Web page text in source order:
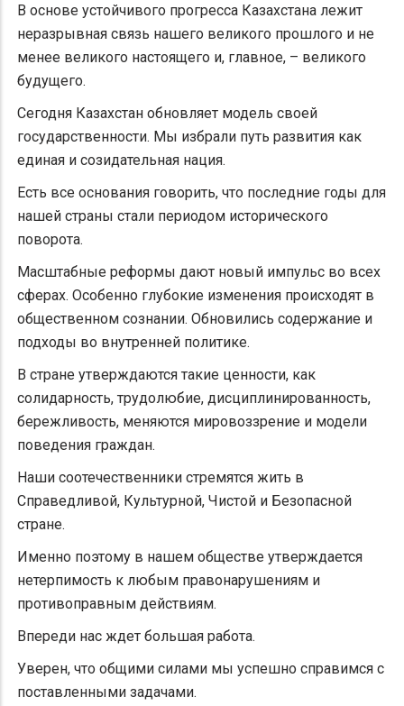
В основе устойчивого прогресса Казахстана лежит
неразрывная связь нашего великого прошлого и не
менее великого настоящего и, главное, – великого
будущего.
Сегодня Казахстан обновляет модель своей
государственности. Мы избрали путь развития как
единая и созидательная нация.
Есть все основания говорить, что последние годы для
нашей страны стали периодом исторического
поворота.
Масштабные реформы дают новый импульс во всех
сферах. Особенно глубокие изменения происходят в
общественном сознании. Обновились содержание и
подходы во внутренней политике.
В стране утверждаются такие ценности, как
солидарность, трудолюбие, дисциплинированность,
бережливость, меняются мировоззрение и модели
поведения граждан.
Наши соотечественники стремятся жить в
Справедливой, Культурной, Чистой и Безопасной
стране.
Именно поэтому в нашем обществе утверждается
нетерпимость к любым правонарушениям и
противоправным действиям.
Впереди нас ждет большая работа.
Уверен, что общими силами мы успешно справимся с
поставленными задачами.